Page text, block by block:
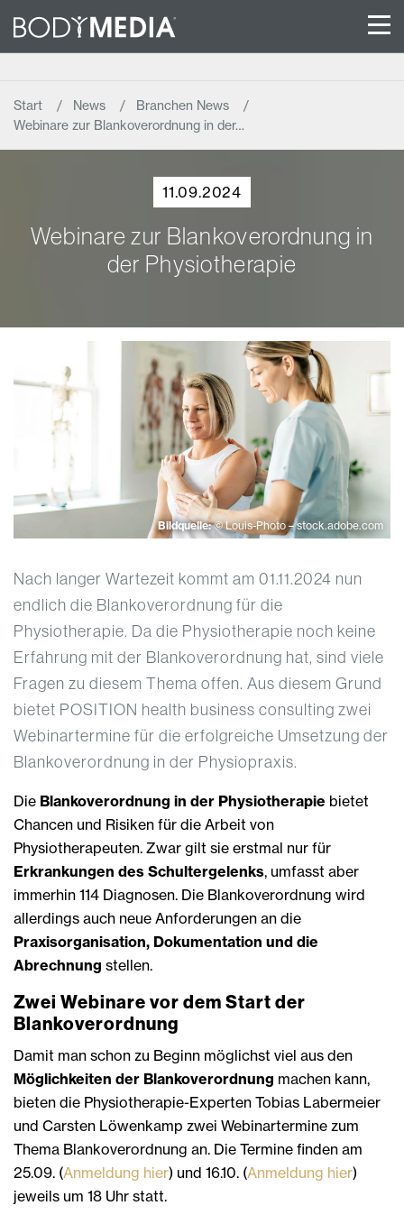
Start News
Branchen News
Webinare zur Blankoverordnung in der…
11.09.2024
Webinare zur Blankoverordnung in
der Physiotherapie
Bildquelle:© Louis-Photo – stock.adobe.com
Nach langer Wartezeit kommt am 01.11.2024 nun
endlich die Blankoverordnung für die
Physiotherapie. Da die Physiotherapie noch keine
Erfahrung mit der Blankoverordnung hat, sind viele
Fragen zu diesem Thema offen. Aus diesem Grund
bietet POSITION health business consulting zwei
Webinartermine für die erfolgreiche Umsetzung der
Blankoverordnung in der Physiopraxis.
Die Blankoverordnung in der Physiotherapie bietet
Chancen und Risiken für die Arbeit von
Physiotherapeuten. Zwar gilt sie erstmal nur für
Erkrankungen des Schultergelenks, umfasst aber
immerhin 114 Diagnosen. Die Blankoverordnung wird
allerdings auch neue Anforderungen an die
Praxisorganisation, Dokumentation und die
Abrechnung stellen.
Zwei Webinare vor dem Start der
Blankoverordnung
Damit man schon zu Beginn möglichst viel aus den
Möglichkeiten der Blankoverordnung machen kann,
bieten die Physiotherapie-Experten Tobias Labermeier
und Carsten Löwenkamp zwei Webinartermine zum
Thema Blankoverordnung an. Die Termine finden am
25.09. (Anmeldung hier) und 16.10. (Anmeldung hier)
jeweils um 18 Uhr statt.